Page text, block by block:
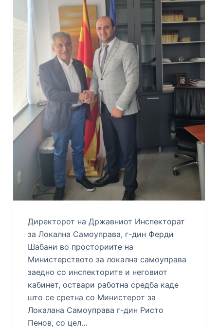
Директорот на Државниот Инспекторат
за Локална Самоуправа, г-дин Ферди
Шабани во просториите на
Министерството за локална самоуправа
заедно со инспекторите и неговиот
кабинет, оствари работна средба каде
што се сретна со Министерот за
Локалана Самоуправа г-дин Ристо
Пенов, со цел…